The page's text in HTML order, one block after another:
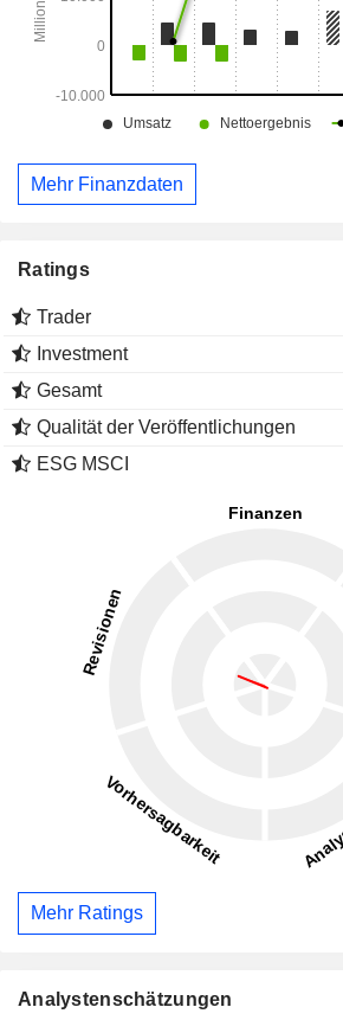
Mehr Finanzdaten
Ratings
Trader
Investment
Gesamt
Qualität der Veröffentlichungen
ESG MSCI
Mehr Ratings
Analystenschätzungen